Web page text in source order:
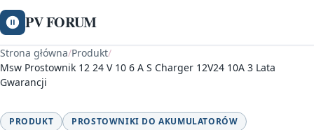
PV FORUM
Strona główna/Produkt/
Msw Prostownik 12 24 V 10 6 A S Charger 12V24 10A 3 Lata
Gwarancji
PRODUKT PROSTOWNIKI DO AKUMULATORÓW